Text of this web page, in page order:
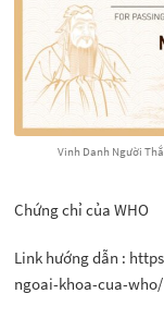
Vinh Danh Người
Chứng chỉ của WHO
Link hướng dẫn :
ngoai-khoa-cua-who/